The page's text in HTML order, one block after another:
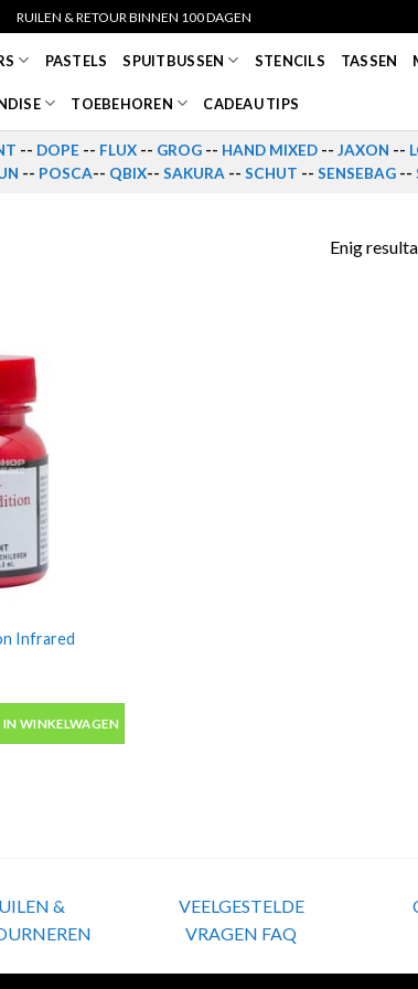
RUILEN & RETOUR BINNEN 100 DAGEN
PASTELS SPUITBUSSEN STENCILS TASSEN
TOEBEHOREN CADEAU TIPS
-- DOPE -- FLUX -- GROG -- HAND MIXED -- JAXON --
-- POSCA-- QBIX-- SAKURA -- SCHUT -- SENSEBAG --
Enig
Infrared
IN WINKELWAGEN
&
VEELGESTELDE
VRAGEN FAQ